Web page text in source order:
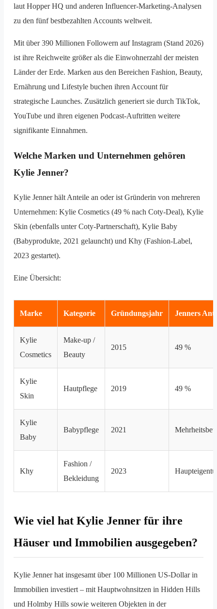
laut Hopper HQ und anderen Influencer-Marketing-Analysen
zu den fünf bestbezahlten Accounts weltweit.
Mit über 390 Millionen Followern auf Instagram (Stand 2026)
ist ihre Reichweite größer als die Einwohnerzahl der meisten
Länder der Erde. Marken aus den Bereichen Fashion, Beauty,
Ernährung und Lifestyle buchen ihren Account für
strategische Launches. Zusätzlich generiert sie durch TikTok,
YouTube und ihren eigenen Podcast-Auftritten weitere
signifikante Einnahmen.
Welche Marken und Unternehmen gehören
Kylie Jenner?
Kylie Jenner hält Anteile an oder ist Gründerin von mehreren
Unternehmen: Kylie Cosmetics (49 % nach Coty-Deal), Kylie
Skin (ebenfalls unter Coty-Partnerschaft), Kylie Baby
(Babyprodukte, 2021 gelauncht) und Khy (Fashion-Label,
2023 gestartet).
Eine Übersicht:
Marke Kategorie Gründungsjahr Jenners
Kylie
Cosmetics
Make-up /
Beauty
2015 49 %
Kylie
Skin
Hautpflege 2019 49 %
Kylie
Baby
Babypflege 2021
Khy
Fashion /
Bekleidung
2023
Wie viel hat Kylie Jenner für ihre
Häuser und Immobilien ausgegeben?
Kylie Jenner hat insgesamt über 100 Millionen US-Dollar in
Immobilien investiert – mit Hauptwohnsitzen in Hidden Hills
und Holmby Hills sowie weiteren Objekten in der